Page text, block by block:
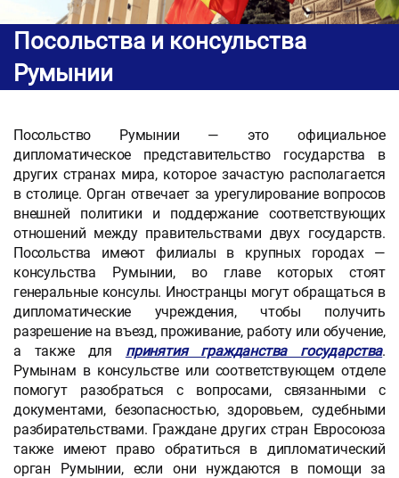
Посольства и консульства
Румынии
Посольство Румынии — это официальное
дипломатическое представительство государства в
других странах мира, которое зачастую располагается
в столице. Орган отвечает за урегулирование вопросов
внешней политики и поддержание соответствующих
отношений между правительствами двух государств.
Посольства имеют филиалы в крупных городах —
консульства Румынии, во главе которых стоят
генеральные консулы. Иностранцы могут обращаться в
дипломатические учреждения, чтобы получить
разрешение на въезд, проживание, работу или обучение,
а также для принятия гражданства государства.
Румынам в консульстве или соответствующем отделе
помогут разобраться с вопросами, связанными с
документами, безопасностью, здоровьем, судебными
разбирательствами. Граждане других стран Евросоюза
также имеют право обратиться в дипломатический
орган Румынии, если они нуждаются в помощи за